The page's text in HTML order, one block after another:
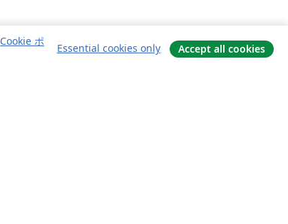
Cookie ポ
Essential cookies only Accept all cookies